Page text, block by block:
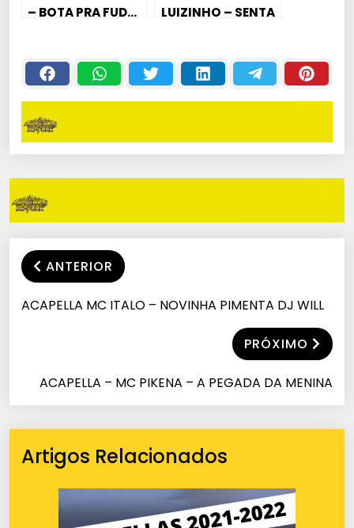
– BOTA PRA FUD…
LUIZINHO – SENTA
ANTERIOR
ACAPELLA MC ITALO – NOVINHA PIMENTA DJ WILL
PRÓXIMO
ACAPELLA – MC PIKENA – A PEGADA DA MENINA
Artigos Relacionados